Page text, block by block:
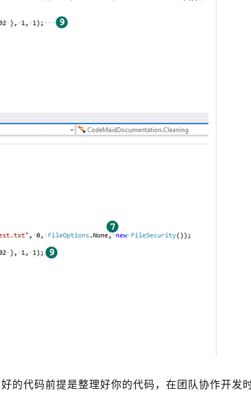
的代码前提是整理好你的代码，在团队协作开发